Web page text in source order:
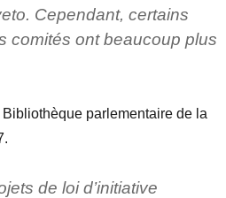
Cependant, certains
comités ont beaucoup plus
Bibliothèque parlementaire de la
de loi d’initiative